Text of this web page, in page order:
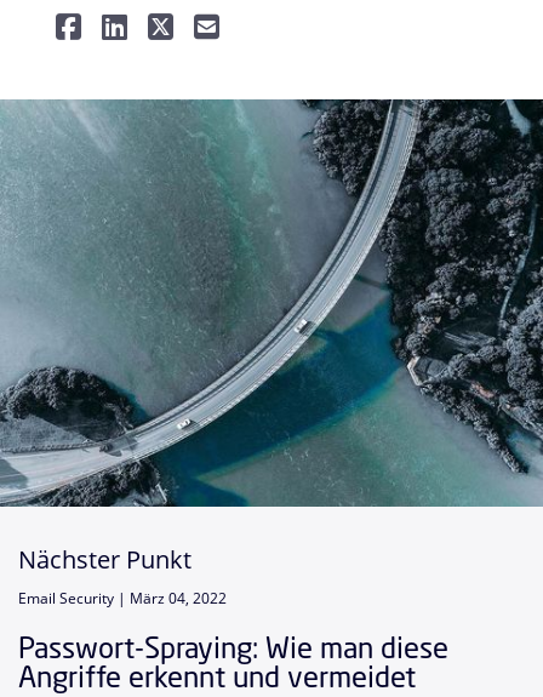
Nächster Punkt
Email Security | März 04, 2022
Passwort-Spraying: Wie man diese
Angriffe erkennt und vermeidet